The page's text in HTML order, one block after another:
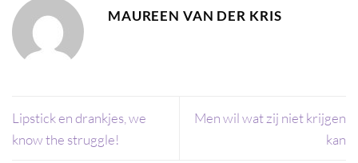
MAUREEN VAN DER KRIS
Lipstick en drankjes, we
know the struggle!
Men wil wat zij niet krijgen
kan